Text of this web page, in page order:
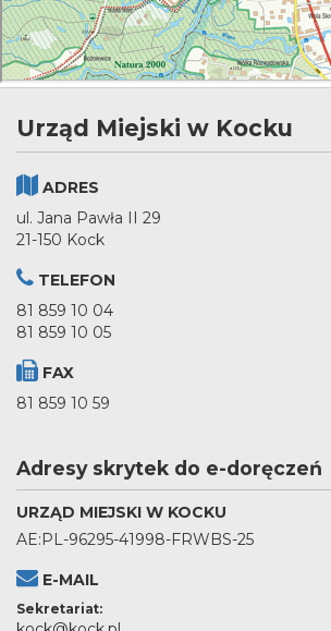
Urząd Miejski w Kocku
ADRES
ul. Jana Pawła II 29
21-150 Kock
TELEFON
81 859 10 04
81 859 10 05
FAX
81 859 10 59
Adresy skrytek do e-doręczeń
URZĄD MIEJSKI W KOCKU
AE:PL-96295-41998-FRWBS-25
E-MAIL
Sekretariat: